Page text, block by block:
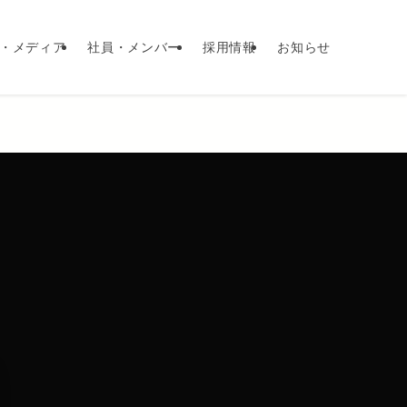
メディア 社員・メンバー 採用情報 お知らせ